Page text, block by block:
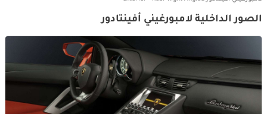
الصور الداخلية لامبورغيني أفينتادور